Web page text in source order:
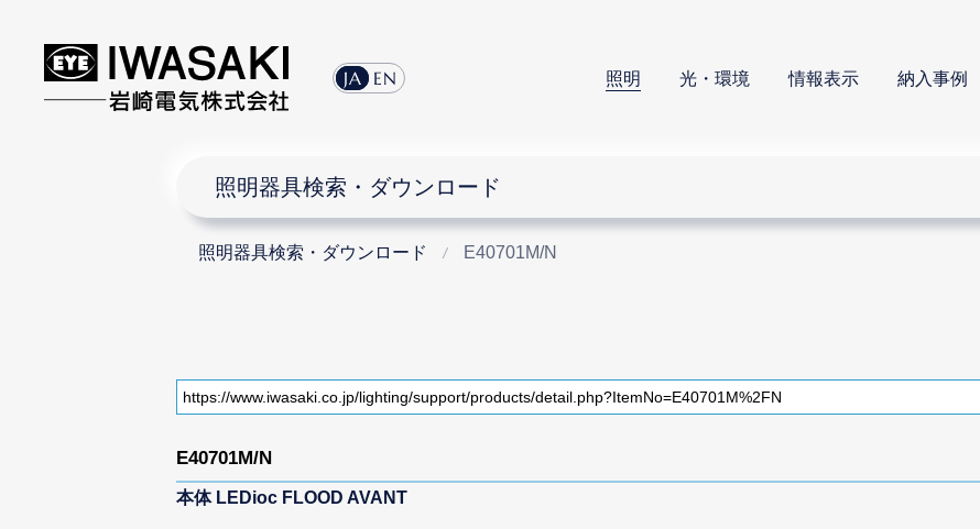
JA EN 照明 光・環境 情報表示 納入事例
照明器具検索・ダウンロード
照明器具検索・ダウンロード E40701M/N
E40701M/N
本体 LEDioc FLOOD AVANT